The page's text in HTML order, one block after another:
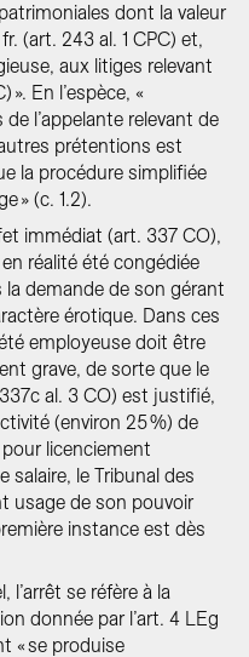
dont la valeur
(art. 243 al. 1 CPC) et,
aux litiges relevant
En l’espèce, «
l’appelante relevant de
prétentions est
la procédure simplifiée
» (c. 1.2).
immédiat (art. 337 CO),
réalité été congédiée
demande de son gérant
érotique. Dans ces
employeuse doit être
grave, de sorte que le
al. 3 CO) est justifié,
(environ 25 %) de
pour licenciement
le Tribunal des
usage de son pouvoir
instance est dès
l’arrêt se réfère à la
donnée par l’art. 4 LEg
« se produise